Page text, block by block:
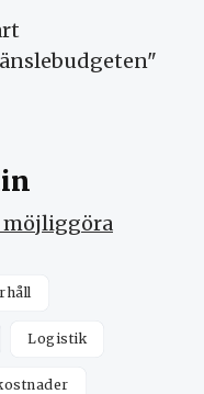
möjliggöra
Logistik